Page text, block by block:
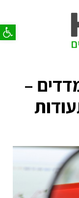
פתח
–